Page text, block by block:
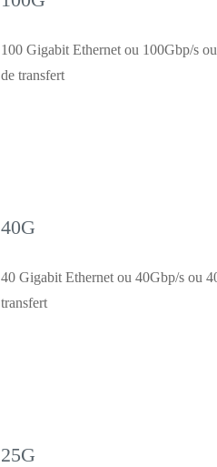
100 Gigabit Ethernet ou 100Gbp/s
de transfert
40G
40 Gigabit Ethernet ou 40Gbp/s ou
transfert
25G